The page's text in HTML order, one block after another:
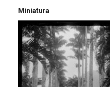
Miniatura